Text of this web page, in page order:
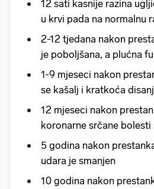
12 sati kasnije razina
u krvi pada na normalnu
2-12 tjedana nakon
je poboljšana, a plućna
1-9 mjeseci nakon
se kašalj i kratkoća
12 mjeseci nakon
koronarne srčane bolesti
5 godina nakon
udara je smanjen
10 godina nakon